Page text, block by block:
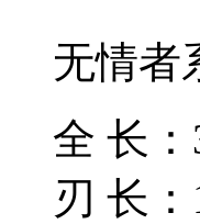
无情者
全 长：
刃 长